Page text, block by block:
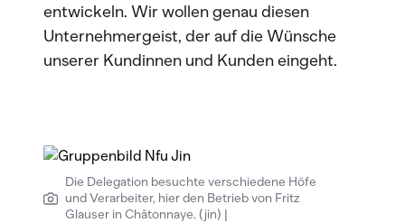
entwickeln. Wir wollen genau diesen
Unternehmergeist, der auf die Wünsche
unserer Kundinnen und Kunden eingeht.
Die Delegation besuchte verschiedene Höfe
und Verarbeiter, hier den Betrieb von Fritz
Glauser in Châtonnaye. (jin) |